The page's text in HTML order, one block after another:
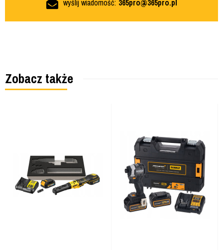
wyślij wiadomość: 365pro@365pro.pl
Zobacz także